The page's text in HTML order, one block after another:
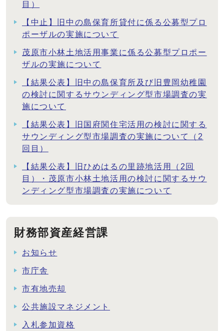
目）
【中止】旧中の島保育所貸付に係る公募型プロ
ポーザルの実施について
茂原市小林土地活用事業に係る公募型プロポー
ザルの実施について
【結果公表】旧中の島保育所及び旧豊岡幼稚園
の検討に関するサウンディング型市場調査の実
施について
【結果公表】旧国府関住宅活用の検討に関する
サウンディング型市場調査の実施について（2
回目）
【結果公表】旧ひめはるの里跡地活用（2回
目）・茂原市小林土地活用の検討に関するサウ
ンディング型市場調査の実施について
財務部資産経営課
お知らせ
市庁舎
市有地売却
公共施設マネジメント
入札参加資格